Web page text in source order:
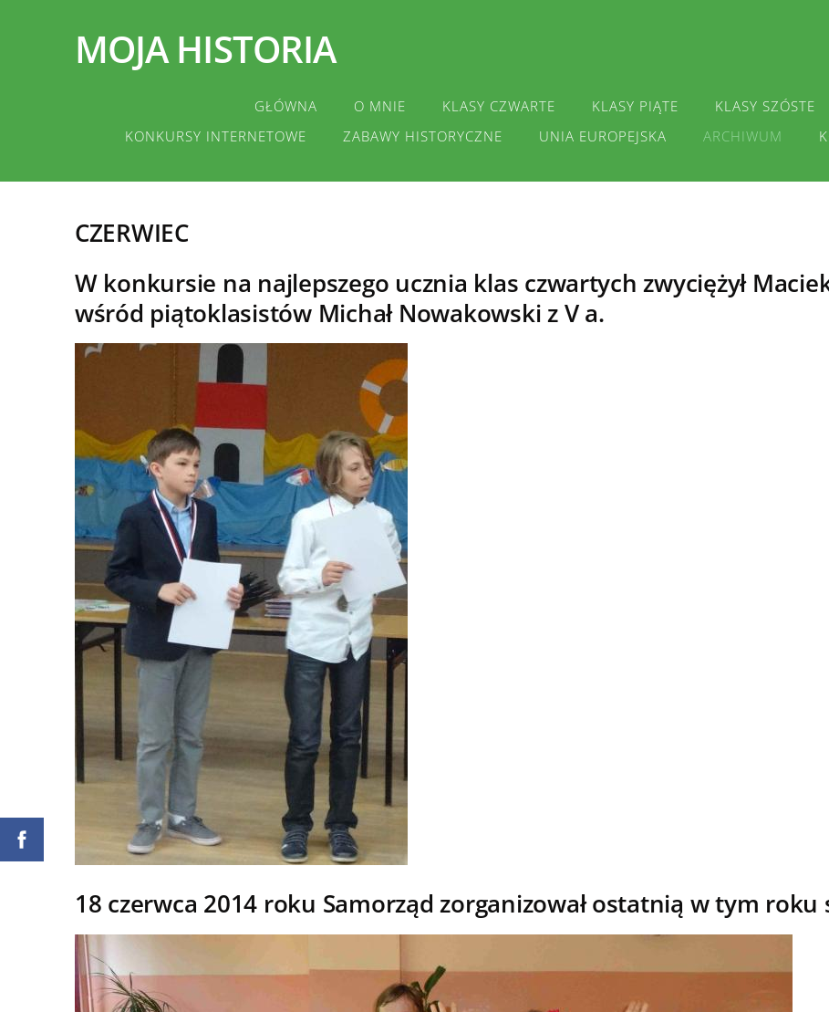
MOJA HISTORIA
GŁÓWNA O MNIE KLASY CZWARTE KLASY PIĄTE KLASY SZÓSTE
KONKURSY INTERNETOWE
ZABAWY HISTORYCZNE UNIA EUROPEJSKA ARCHIWUM
CZERWIEC
W konkursie na najlepszego ucznia klas czwartych zwyciężył
wśród piątoklasistów Michał Nowakowski z V a.
18 czerwca 2014 roku Samorząd zorganizował ostatnią w tym